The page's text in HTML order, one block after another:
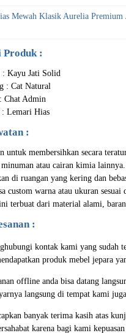
Produk :
Kayu Jati Solid
: Cat Natural
Chat Admin
: Lemari Hias
:
untuk membersihkan secara
minuman atau cairan kimia lainnya.
di ruangan yang kering dan
custom warna atau ukuran sesuai
terbuat dari material alami,
:
kontak kami yang sudah
produk mebel jepara
offline anda bisa datang
langsung di tempat kami juga.
banyak terima kasih atas
karena bagi kami